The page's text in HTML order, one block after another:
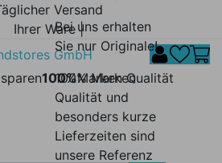
Versand
Ihrer Ware |
100%Marken Qualität
Bei uns erhalten
Sie nur Originale!
100% Marken
Qualität und
besonders kurze
Lieferzeiten sind
unsere Referenz